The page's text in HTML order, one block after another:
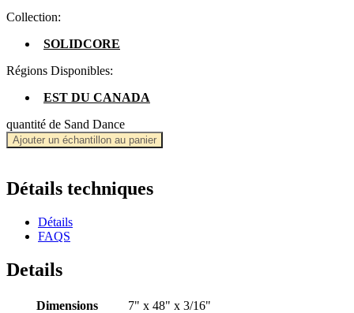
Collection:
SOLIDCORE
Régions Disponibles:
EST DU CANADA
quantité de Sand Dance
Ajouter un échantillon au panier
Détails techniques
Détails
FAQS
Details
Dimensions 7" x 48" x 3/16"